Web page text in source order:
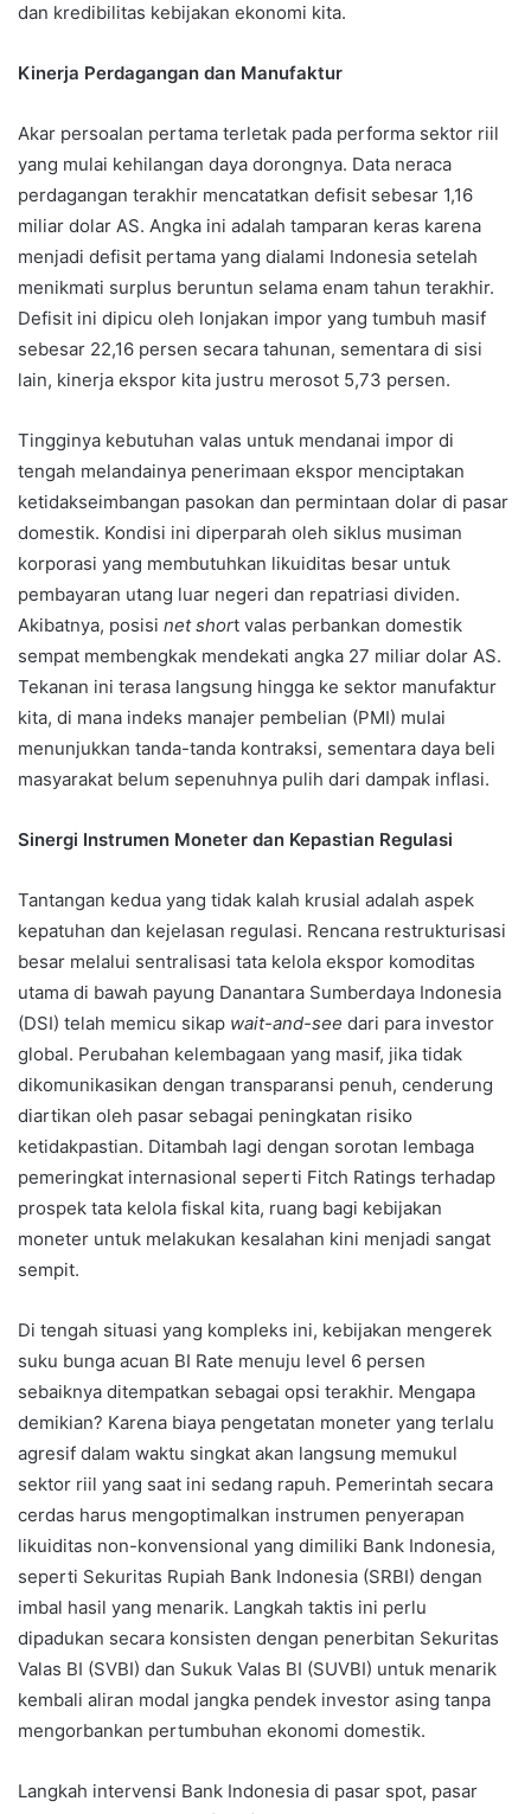
dan kredibilitas kebijakan ekonomi kita.
Kinerja Perdagangan dan Manufaktur
Akar persoalan pertama terletak pada performa sektor riil
yang mulai kehilangan daya dorongnya. Data neraca
perdagangan terakhir mencatatkan defisit sebesar 1,16
miliar dolar AS. Angka ini adalah tamparan keras karena
menjadi defisit pertama yang dialami Indonesia setelah
menikmati surplus beruntun selama enam tahun terakhir.
Defisit ini dipicu oleh lonjakan impor yang tumbuh masif
sebesar 22,16 persen secara tahunan, sementara di sisi
lain, kinerja ekspor kita justru merosot 5,73 persen.
Tingginya kebutuhan valas untuk mendanai impor di
tengah melandainya penerimaan ekspor menciptakan
ketidakseimbangan pasokan dan permintaan dolar di pasar
domestik. Kondisi ini diperparah oleh siklus musiman
korporasi yang membutuhkan likuiditas besar untuk
pembayaran utang luar negeri dan repatriasi dividen.
Akibatnya, posisi net short valas perbankan domestik
sempat membengkak mendekati angka 27 miliar dolar AS.
Tekanan ini terasa langsung hingga ke sektor manufaktur
kita, di mana indeks manajer pembelian (PMI) mulai
menunjukkan tanda-tanda kontraksi, sementara daya beli
masyarakat belum sepenuhnya pulih dari dampak inflasi.
Sinergi Instrumen Moneter dan Kepastian Regulasi
Tantangan kedua yang tidak kalah krusial adalah aspek
kepatuhan dan kejelasan regulasi. Rencana restrukturisasi
besar melalui sentralisasi tata kelola ekspor komoditas
utama di bawah payung Danantara Sumberdaya Indonesia
(DSI) telah memicu sikap wait-and-see dari para investor
global. Perubahan kelembagaan yang masif, jika tidak
dikomunikasikan dengan transparansi penuh, cenderung
diartikan oleh pasar sebagai peningkatan risiko
ketidakpastian. Ditambah lagi dengan sorotan lembaga
pemeringkat internasional seperti Fitch Ratings terhadap
prospek tata kelola fiskal kita, ruang bagi kebijakan
moneter untuk melakukan kesalahan kini menjadi sangat
sempit.
Di tengah situasi yang kompleks ini, kebijakan mengerek
suku bunga acuan BI Rate menuju level 6 persen
sebaiknya ditempatkan sebagai opsi terakhir. Mengapa
demikian? Karena biaya pengetatan moneter yang terlalu
agresif dalam waktu singkat akan langsung memukul
sektor riil yang saat ini sedang rapuh. Pemerintah secara
cerdas harus mengoptimalkan instrumen penyerapan
likuiditas non-konvensional yang dimiliki Bank Indonesia,
seperti Sekuritas Rupiah Bank Indonesia (SRBI) dengan
imbal hasil yang menarik. Langkah taktis ini perlu
dipadukan secara konsisten dengan penerbitan Sekuritas
Valas BI (SVBI) dan Sukuk Valas BI (SUVBI) untuk menarik
kembali aliran modal jangka pendek investor asing tanpa
mengorbankan pertumbuhan ekonomi domestik.
Langkah intervensi Bank Indonesia di pasar spot, pasar